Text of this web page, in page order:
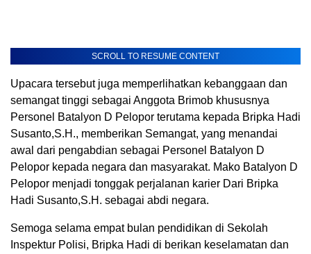
SCROLL TO RESUME CONTENT
Upacara tersebut juga memperlihatkan kebanggaan dan
semangat tinggi sebagai Anggota Brimob khususnya
Personel Batalyon D Pelopor terutama kepada Bripka Hadi
Susanto,S.H., memberikan Semangat, yang menandai
awal dari pengabdian sebagai Personel Batalyon D
Pelopor kepada negara dan masyarakat. Mako Batalyon D
Pelopor menjadi tonggak perjalanan karier Dari Bripka
Hadi Susanto,S.H. sebagai abdi negara.
Semoga selama empat bulan pendidikan di Sekolah
Inspektur Polisi, Bripka Hadi di berikan keselamatan dan